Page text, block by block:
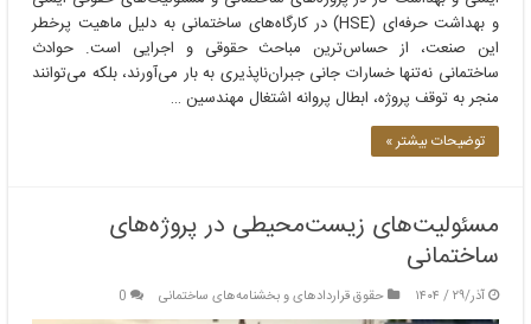
و بهداشت حرفه‌ای (HSE) در کارگاه‌های ساختمانی به دلیل ماهیت پرخطر
این صنعت، از حساس‌ترین مباحث حقوقی و اجرایی است. حوادث
ساختمانی نه‌تنها خسارات جانی جبران‌ناپذیری به بار می‌آورند، بلکه می‌توانند
منجر به توقف پروژه، ابطال پروانه اشتغال مهندسین …
توضیحات بیشتر »
مسئولیت‌های زیست‌محیطی در پروژه‌های
ساختمانی
آذر/۲۹ / ۱۴۰۴ حقوق قراردادهای و بخشنامه‌های ساختمانی 0